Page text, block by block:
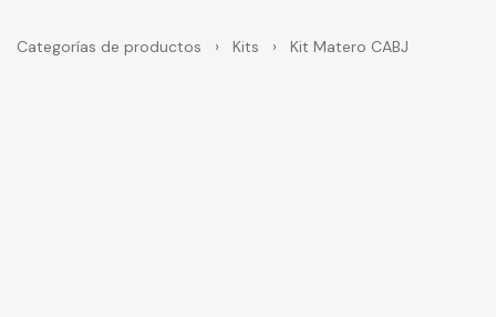
Categorías de productos › Kits › Kit Matero CABJ